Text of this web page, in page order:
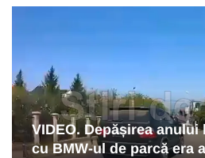
VIDEO. Depășirea anului
cu BMW-ul de parcă era